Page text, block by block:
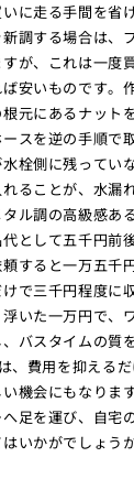
に走る手間を省
調する場合は、
が、これは一度
安いものです。
元にあるナット
スを逆の手順で
栓側に残ってい
ることが、水漏
ル調の高級感あ
として五千円前
すると一万五千
で三千円程度に
いた一万円で、
バスタイムの質
、費用を抑える
機会にもなりま
足を運び、自宅
いかがでしょうか